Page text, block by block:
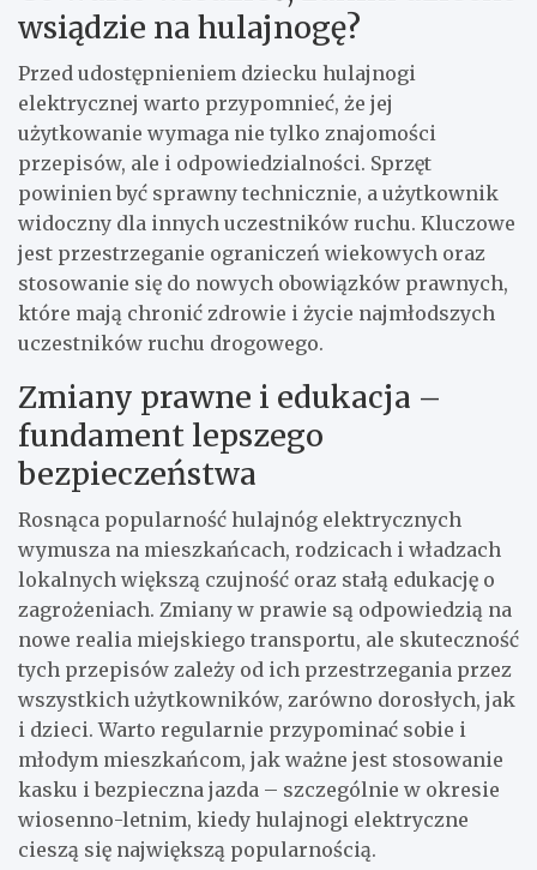
wsiądzie na hulajnogę?
Przed udostępnieniem dziecku hulajnogi
elektrycznej warto przypomnieć, że jej
użytkowanie wymaga nie tylko znajomości
przepisów, ale i odpowiedzialności. Sprzęt
powinien być sprawny technicznie, a użytkownik
widoczny dla innych uczestników ruchu. Kluczowe
jest przestrzeganie ograniczeń wiekowych oraz
stosowanie się do nowych obowiązków prawnych,
które mają chronić zdrowie i życie najmłodszych
uczestników ruchu drogowego.
Zmiany prawne i edukacja –
fundament lepszego
bezpieczeństwa
Rosnąca popularność hulajnóg elektrycznych
wymusza na mieszkańcach, rodzicach i władzach
lokalnych większą czujność oraz stałą edukację o
zagrożeniach. Zmiany w prawie są odpowiedzią na
nowe realia miejskiego transportu, ale skuteczność
tych przepisów zależy od ich przestrzegania przez
wszystkich użytkowników, zarówno dorosłych, jak
i dzieci. Warto regularnie przypominać sobie i
młodym mieszkańcom, jak ważne jest stosowanie
kasku i bezpieczna jazda – szczególnie w okresie
wiosenno-letnim, kiedy hulajnogi elektryczne
cieszą się największą popularnością.